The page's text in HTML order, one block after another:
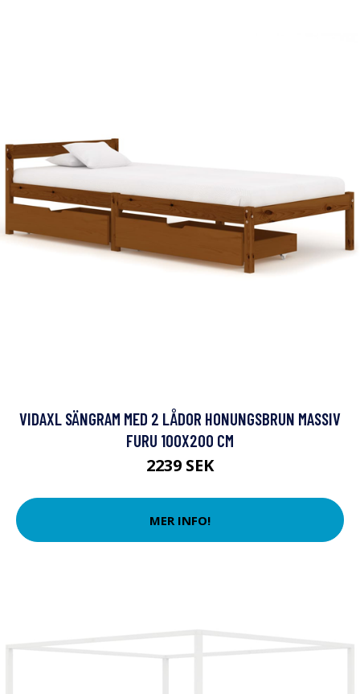
VIDAXL SÄNGRAM MED 2 LÅDOR HONUNGSBRUN MASSIV
FURU 100X200 CM
2239 SEK
MER INFO!